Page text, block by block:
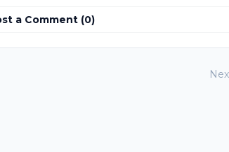
a Comment (0)